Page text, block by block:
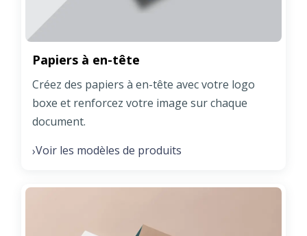
Papiers à en-tête
Créez des papiers à en-tête avec votre logo
boxe et renforcez votre image sur chaque
document.
›Voir les modèles de produits